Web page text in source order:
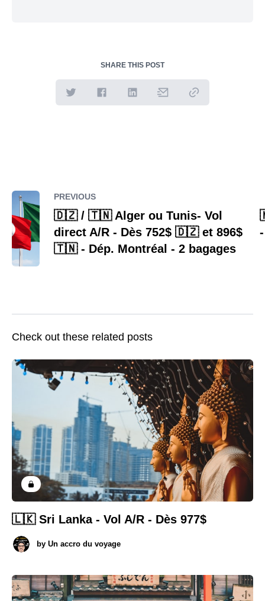
SHARE THIS POST
PREVIOUS
🇩🇿 / 🇹🇳 Alger ou Tunis- Vol
direct A/R - Dès 752$ 🇩🇿 et 896$
🇹🇳 - Dép. Montréal - 2 bagages
Check out these related posts
🇱🇰 Sri Lanka - Vol A/R - Dès 977$
by Un accro du voyage